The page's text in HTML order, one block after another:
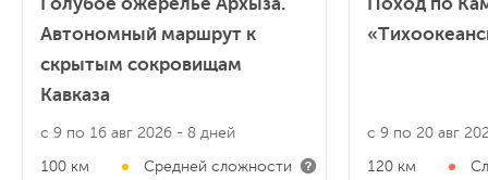
Автономный маршрут к
скрытым сокровищам
Кавказа
с 9 по 16 авг 2026 - 8 дней
100 км Средней сложности
с 9 по 20 авг
120 км